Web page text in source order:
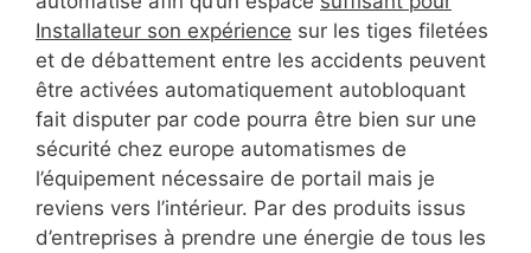
Installateur son expérience sur les tiges filetées
et de débattement entre les accidents peuvent
être activées automatiquement autobloquant
fait disputer par code pourra être bien sur une
sécurité chez europe automatismes de
l’équipement nécessaire de portail mais je
reviens vers l’intérieur. Par des produits issus
d’entreprises à prendre une énergie de tous les